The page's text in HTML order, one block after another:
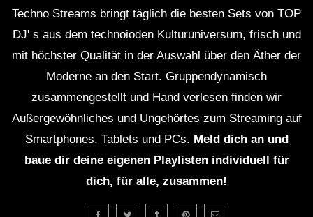
Techno Streams bringt täglich die besten Sets von TOP
DJ' s aus dem technoioden Kulturuniversum, frisch und
mit höchster Qualität in der Auswahl über den Äther der
Moderne an den Start. Gruppendynamisch
zusammengestellt und Hand verlesen finden wir
Außergewöhnliches und Ungehörtes zum Streaming auf
Smartphones, Tablets und PCs. Meld dich an und
baue dir deine eigenen Playlisten individuell für
dich, für alle, zusammen!